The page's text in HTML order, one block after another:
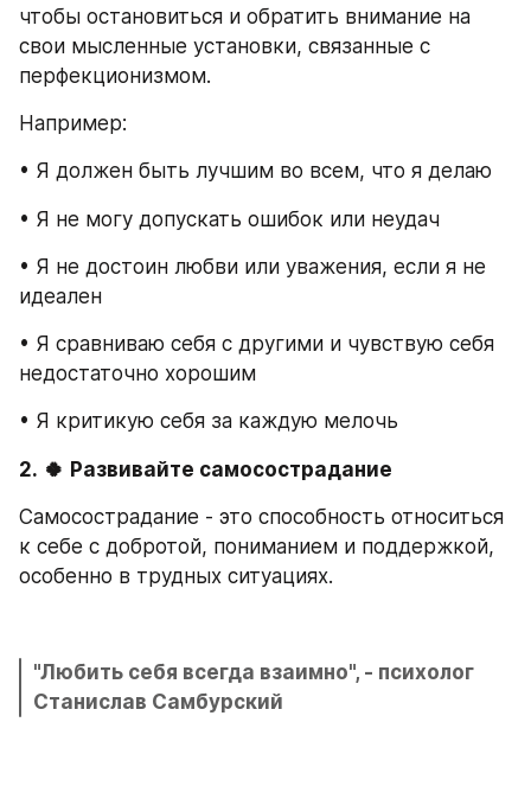
чтобы остановиться и обратить внимание на
свои мысленные установки, связанные с
перфекционизмом.
Например:
• Я должен быть лучшим во всем, что я делаю
• Я не могу допускать ошибок или неудач
• Я не достоин любви или уважения, если я не
идеален
• Я сравниваю себя с другими и чувствую себя
недостаточно хорошим
• Я критикую себя за каждую мелочь
2. 🍀 Развивайте самосострадание
Самосострадание - это способность относиться
к себе с добротой, пониманием и поддержкой,
особенно в трудных ситуациях.
"Любить себя всегда взаимно", - психолог
Станислав Самбурский